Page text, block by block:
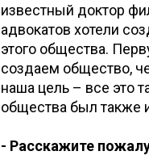
известный доктор
адвокатов хотели
этого общества.
создаем общество,
наша цель – все это
общества был также
- Расскажите